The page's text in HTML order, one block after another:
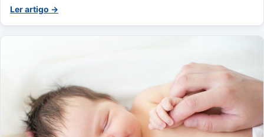
Ler artigo →